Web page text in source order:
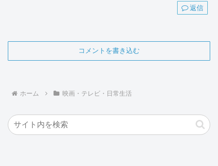
返信
コメントを書き込む
ホーム 映画・テレビ・日常生活